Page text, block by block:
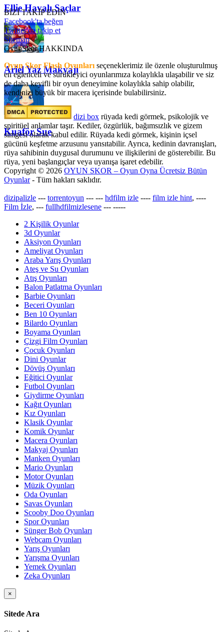
Ellie Havalı Saçlar
Ariel Yaz Makyajı
Kuaför Sue
BİZİ TAKİP EDİN
Facebook'ta beğen
Twitter'da takip et
Sitemap
OyunSkor HAKKINDA
Oyun Skor Flash Oyunları seçeneklerimiz ile özenle oluşturulmuş
en eğlenceli ve sürükleyici oyunlarımıza kolaylıkla ulaşabilir ve siz
de daha keyifli bir oyun deneyimine kolaylıkla sahip olabilir,
kendinizi büyük bir macera içerisinde bulabilirsiniz.
dizi box rüyada kedi görmek​, psikolojik ve
spiritüel anlamlar taşır. Kediler, özgürlük, bağımsızlık ve gizem
simgesi olarak kabul edilir. Rüyada kedi görmek, kişinin içsel
gücünü keşfetme arzusunu yansıtabilir. Ayrıca, kedinin davranışları,
rüya sahibinin duygusal durumunu ve ilişkilerini de gösterebilir. Bu
rüya, yeni başlangıçlar veya uyanışa işaret edebilir.
Copyright © 2026 OYUN SKOR – Oyun Oyna Ücretsiz Bütün
Oyunlar- Tüm hakları saklıdır.
dizipalizle --- torrentoyun --- --- hdfilm izle ---- film izle hint, ----
Film İzle, --- fullhdfilmizlesene --- -----
2 Kişilik Oyunlar
3d Oyunlar
Aksiyon Oyunları
Ameliyat Oyunları
Araba Yarış Oyunları
Ateş ve Su Oyunları
Atış Oyunları
Balon Patlatma Oyunları
Barbie Oyunları
Beceri Oyunları
Ben 10 Oyunları
Bilardo Oyunları
Boyama Oyunları
Çizgi Film Oyunları
Çocuk Oyunları
Dini Oyunlar
Dövüş Oyunları
Eğitici Oyunlar
Futbol Oyunları
Giydirme Oyunları
Kağıt Oyunları
Kız Oyunları
Klasik Oyunlar
Komik Oyunlar
Macera Oyunları
Makyaj Oyunları
Manken Oyunları
Mario Oyunları
Motor Oyunları
Müzik Oyunları
Oda Oyunları
Savas Oyunları
Scooby Doo Oyunları
Spor Oyunları
Sünger Bob Oyunları
Webcam Oyunları
Yarış Oyunları
Yarışma Oyunları
Yemek Oyunları
Zeka Oyunları
×
Sitede Ara